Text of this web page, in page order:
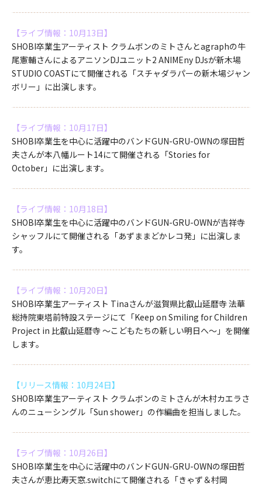
【ライブ情報：10月13日】
SHOBI卒業生アーティスト クラムボンのミトさんとagraphの牛
尾憲輔さんによるアニソンDJユニット2 ANIMEny DJsが新木場
STUDIO COASTにて開催される「スチャダラパーの新木場ジャン
ボリー」に出演します。
【ライブ情報：10月17日】
SHOBI卒業生を中心に活躍中のバンドGUN-GRU-OWNの塚田哲
夫さんが本八幡ルート14にて開催される「Stories for
October」に出演します。
【ライブ情報：10月18日】
SHOBI卒業生を中心に活躍中のバンドGUN-GRU-OWNが吉祥寺
シャッフルにて開催される「あずままどかレコ発」に出演しま
す。
【ライブ情報：10月20日】
SHOBI卒業生アーティスト Tinaさんが滋賀県比叡山延暦寺 法華
総持院東塔前特設ステージにて「Keep on Smiling for Children
Project in 比叡山延暦寺 ～こどもたちの新しい明日へ～」を開催
します。
【リリース情報：10月24日】
SHOBI卒業生アーティスト クラムボンのミトさんが木村カエラさ
んのニューシングル「Sun shower」の作編曲を担当しました。
【ライブ情報：10月26日】
SHOBI卒業生を中心に活躍中のバンドGUN-GRU-OWNの塚田哲
夫さんが恵比寿天窓.switchにて開催される「きゃず＆村岡